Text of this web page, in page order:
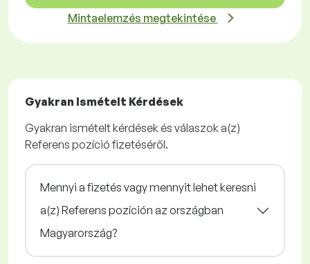
Mintaelemzés megtekintése
Gyakran Ismételt Kérdések
Gyakran ismételt kérdések és válaszok a(z)
Referens pozíció fizetéséről.
Mennyi a fizetés vagy mennyit lehet keresni
a(z) Referens pozíción az országban
Magyarország?